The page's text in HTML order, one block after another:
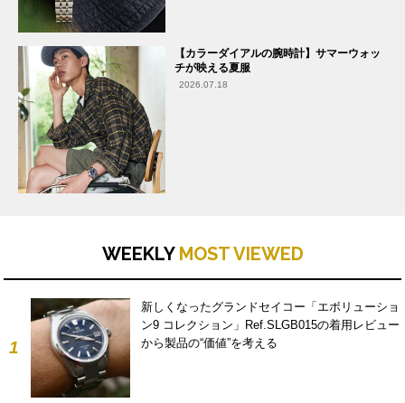
【カラーダイアルの腕時計】サマーウォッ
チが映える夏服
2026.07.18
WEEKLY MOST VIEWED
1
新しくなったグランドセイコー「エボリューショ
ン9 コレクション」Ref.SLGB015の着用レビュー
から製品の“価値”を考える